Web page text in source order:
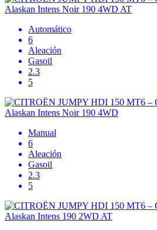
Alaskan Intens Noir 190 4WD AT
Automático
6
Aleación
Gasoil
2.3
5
Alaskan Intens Noir 190 4WD
Manual
6
Aleación
Gasoil
2.3
5
Alaskan Intens 190 2WD AT